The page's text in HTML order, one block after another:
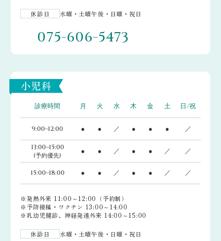
休診日 水曜・土曜午後・日曜・祝日
075-606-5473
小児科
診療時間 月 火 水 木 金 土 日/祝
9:00~12:00 ● ● ／ ● ● ● ／
13:00~15:00
(予約優先) ● ● ／ ● ● ／ ／
15:00~18:00 ● ● ／ ● ● ／ ／
※発熱外来 11:00～12:00（予約制）
※予防接種・ワクチン 13:00～14:00
※乳幼児健診、神経発達外来 14:00～15:00
休診日 水曜・土曜午後・日曜・祝日